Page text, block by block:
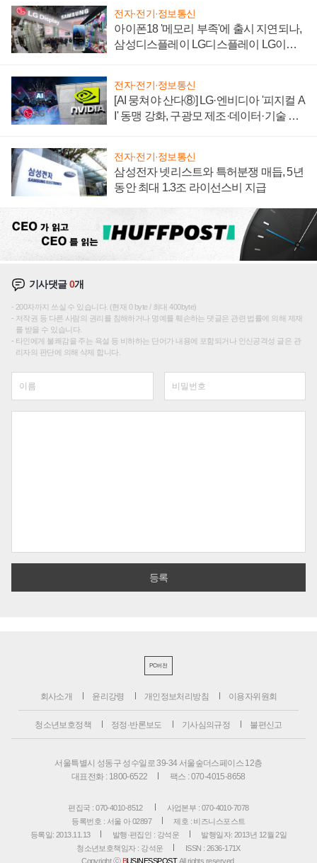
전자·전기·정보통신
아이폰18 '메모리 부족'에 출시 지연되나,
삼성디스플레이 LG디스플레이 LG이노
전자·전기·정보통신
[AI 뭉쳐야 산다⑧] LG·엔비디아 '피지컬 A
I' 동맹 강화, 구광모 제조·데이터·기술 결
전자·전기·정보통신
삼성전자 넷리스트와 특허분쟁 매듭, 5년
동안 최대 1.3조 라이선스비 지급
기사댓글0개
200자까지 쓰실 수 있습니다. (현재 0 byte / 최대 400byte)
저작권 등 다른 사람의 권리를 침해하거나 명예를 훼손하는 댓글은 관련 법률에 의해 제재
를 받을 수 있습니다.
타인에게 불쾌감을 주는 욕설 등 비하하는 단어가 내용에 포함되거나 인신공격성 글은 관
리자의 판단에 의해 삭제 합니다.
PC버전
회사소개 윤리강령 개인정보처리방침 이용자위원회
청소년보호정책 정정·반론보도 기사심의규정 불편신고
서울특별시 성동구 성수일로 39-34 서울숲더스페이스 12층
대표전화 : 1800-6522
팩스 : 070-4015-8658
편집국 : 070-4010-8512
사업본부 : 070-4010-7078
등록번호 : 서울 아 02897
제호 : 비즈니스포스트
등록일: 2013.11.13
발행·편집인 : 강석운
발행일자: 2013년 12월 2일
청소년보호책임자 : 강석운
ISSN : 2636-171X
Copyright ⓒ BUSINESSPOST. All rights reserved.